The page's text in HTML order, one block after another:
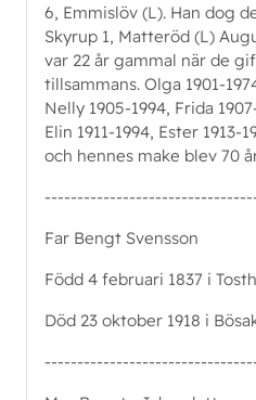
6, Emmislöv (L). Han dog
Skyrup 1, Matteröd (L)
var 22 år gammal när de
tillsammans. Olga 1901-
Nelly 1905-1994, Frida
Elin 1911-1994, Ester 1913-
och hennes make blev 70
Far Bengt Svensson
Född 4 februari 1837 i
Död 23 oktober 1918 i